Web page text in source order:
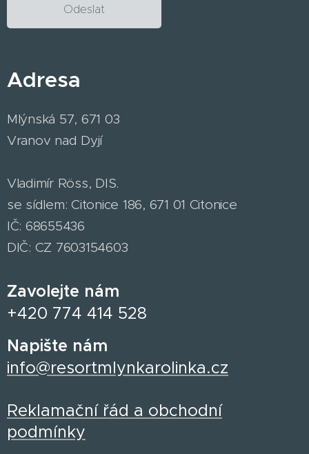
Odeslat
Adresa
Mlýnská 57, 671 03
Vranov nad Dyjí
Vladimír Röss, DIS.
se sídlem: Citonice 186, 671 01 Citonice
IČ: 68655436
DIČ: CZ 7603154603
Zavolejte nám
+420 774 414 528
Napište nám
info@resortmlynkarolinka.cz
Reklamační řád a obchodní
podmínky